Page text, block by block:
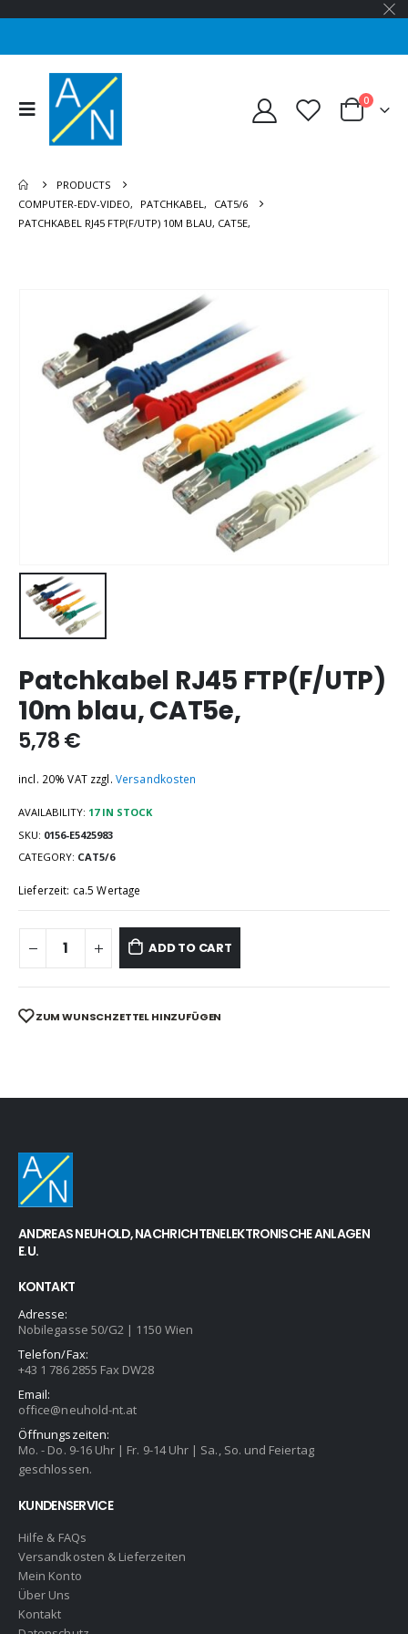
0
PRODUCTS
COMPUTER-EDV-VIDEO, PATCHKABEL,
CAT5/6
PATCHKABEL RJ45 FTP(F/UTP) 10M BLAU, CAT5E,
Patchkabel RJ45 FTP(F/UTP)
10m blau, CAT5e,
5,78€
incl. 20% VAT zzgl. Versandkosten
AVAILABILITY: 17 IN STOCK
SKU: 0156-E5425983
CATEGORY: CAT5/6
Lieferzeit: ca.5 Wertage
ADD TO CART
ZUM WUNSCHZETTEL HINZUFÜGEN
ANDREAS NEUHOLD, NACHRICHTENELEKTRONISCHE ANLAGEN
E.U.
KONTAKT
Adresse:
Nobilegasse 50/G2 | 1150 Wien
Telefon/Fax:
+43 1 786 2855 Fax DW28
Email:
office@neuhold-nt.at
Öffnungszeiten:
Mo. - Do. 9-16 Uhr | Fr. 9-14 Uhr | Sa., So. und Feiertag
geschlossen.
KUNDENSERVICE
Hilfe & FAQs
Versandkosten & Lieferzeiten
Mein Konto
Über Uns
Kontakt